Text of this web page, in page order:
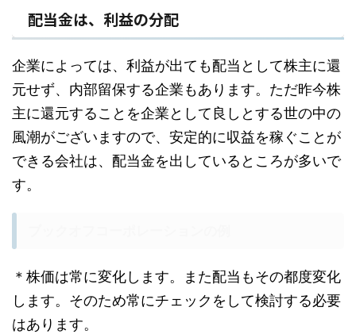
配当金は、利益の分配
企業によっては、利益が出ても配当として株主に還
元せず、内部留保する企業もあります。ただ昨今株
主に還元することを企業として良しとする世の中の
風潮がございますので、安定的に収益を稼ぐことが
できる会社は、 配当金を出しているところが多いで
す。
＊株価は常に変化します。また配当もその都度変化
します。そのため常にチェックをして検討する必要
はあります。